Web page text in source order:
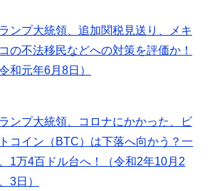
ランプ大統領、追加関税見送り、メキ
の不法移民などへの対策を評価か！
令和元年6月8日）
ランプ大統領、コロナにかかった、ビ
コイン（BTC）は下落へ向かう？一
1万4百ドル台へ！（令和2年10月2
3日）